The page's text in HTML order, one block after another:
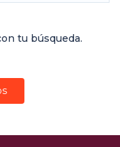
tu búsqueda.